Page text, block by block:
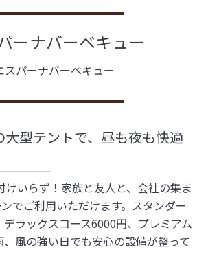
ーナバーベキュー
スパーナバーベキュー
大型テントで、昼も夜も快適
けいらず！家族と友人と、会社の集ま
でご利用いただけます。スタンダー
デラックスコース6000円、プレミアム
風の強い日でも安心の設備が整って